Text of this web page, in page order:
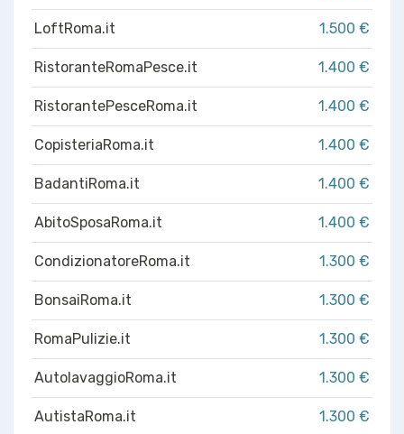
LoftRoma.it 1.500 €
RistoranteRomaPesce.it 1.400 €
RistorantePesceRoma.it 1.400 €
CopisteriaRoma.it 1.400 €
BadantiRoma.it 1.400 €
AbitoSposaRoma.it 1.400 €
CondizionatoreRoma.it 1.300 €
BonsaiRoma.it 1.300 €
RomaPulizie.it 1.300 €
AutolavaggioRoma.it 1.300 €
AutistaRoma.it 1.300 €